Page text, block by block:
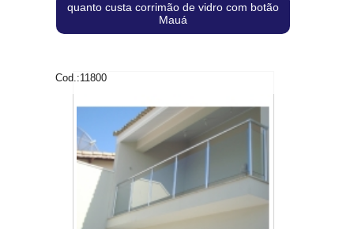
quanto custa corrimão de vidro com botão
Mauá
Cod.:11800